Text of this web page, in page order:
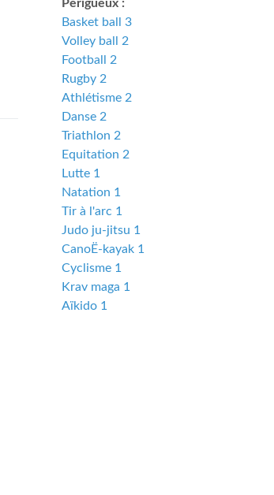
Perigueux :
Basket ball 3
Volley ball 2
Football 2
Rugby 2
Athlétisme 2
Danse 2
Triathlon 2
Equitation 2
Lutte 1
Natation 1
Tir à l'arc 1
Judo ju-jitsu 1
CanoË-kayak 1
Cyclisme 1
Krav maga 1
Aïkido 1